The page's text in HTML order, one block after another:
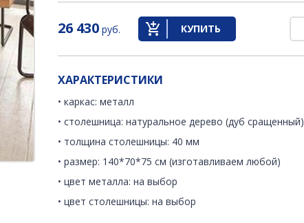
26 430 руб. КУПИТЬ
ХАРАКТЕРИСТИКИ
• каркас: металл
• столешница: натуральное дерево (дуб сращенный)
• толщина столешницы: 40 мм
• размер: 140*70*75 см (изготавливаем любой)
• цвет металла: на выбор
• цвет столешницы: на выбор